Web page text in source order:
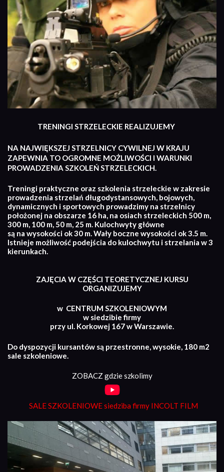
TRENINGI STRZELECKIE REALIZUJEMY
NA NAJWIĘKSZEJ STRZELNICY CYWILNEJ W KRAJU
ZAPEWNIA TO OGROMNE MOŻLIWOŚCI I WARUNKI
PROWADZENIA SZKOLEŃ STRZELECKICH.
Treningi praktyczne oraz szkolenia strzeleckie w zakresie
prowadzenia strzelań długodystansowych, bojowych,
dynamicznych i sportowych prowadzimy na strzelnicy
położonej na obszarze 16 ha, na osiach strzeleckich 500 m,
300 m, 100 m, 50 m, 25 m. Kulochwyty główne
są na wysokości ok 30 m. Wały boczne wysokości ok 3.5 m.
Istnieje możliwość podejścia do kulochwytu i strzelania w 3
kierunkach.
ZAJĘCIA W CZĘŚCI TEORETYCZNEJ KURSU
ORGANIZUJEMY
w CENTRUM SZKOLENIOWYM
w siedzibie firmy
przy ul. Korkowej 167 w Warszawie.
Do dyspozycji kursantów są przestronne, wysokie, 180 m2
sale szkoleniowe.
ZOBACZ gdzie szkolimy
SALE SZKOLENIOWE siedziba firmy INCOLT FILM